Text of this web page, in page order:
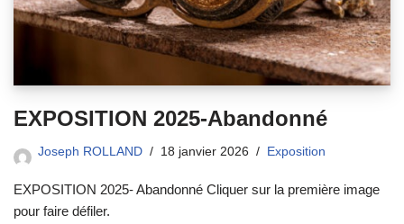
EXPOSITION 2025-Abandonné
Joseph ROLLAND 18 janvier 2026 Exposition
EXPOSITION 2025- Abandonné Cliquer sur la première image
pour faire défiler.